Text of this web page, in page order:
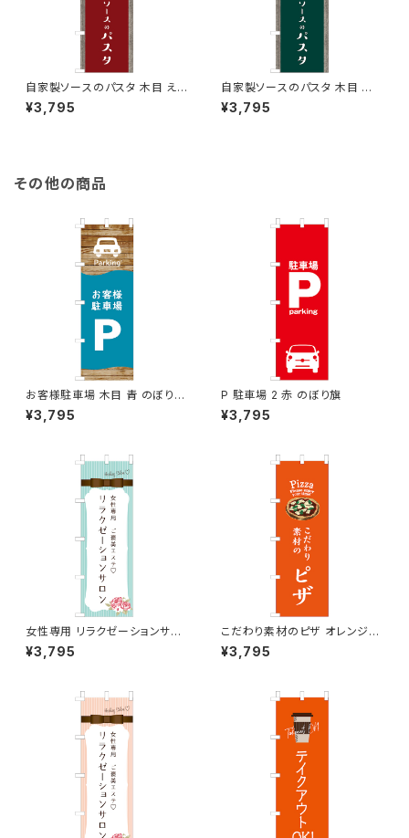
自家製ソースのパスタ 木目 えん
じ のぼり旗
¥3,795
自家製ソースのパスタ 木目 深
緑 のぼり旗
¥3,795
その他の商品
お客様駐車場 木目 青 のぼり旗
のぼり旗
¥3,795
P 駐車場 2 赤 のぼり旗
¥3,795
女性専用 リラクゼーションサロ
ン 水色 のぼり旗
¥3,795
こだわり素材のピザ オレンジ
のぼり旗
¥3,795